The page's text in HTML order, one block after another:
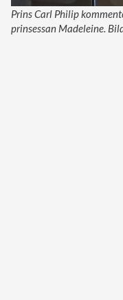
Prins Carl Philip
prinsessan Madeleine.